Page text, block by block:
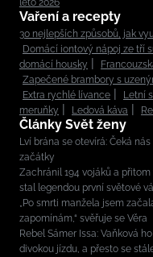
léto 2026
Vaření a recepty
30 nejlepších způsobů, jak
Domácí iontový nápoj ze tří
domácí housky
Zapečené brambory s
Extra rychlé lívance
Letní
meruňky
Ledová káva
Články Svět ženy
Lví brána se otevírá: Čeká
začátky
Zachránil 194 vojáků a
stal legendou první světové
„Po smrti manžela jsem
zapomínám,“ svěřuje se Věra
Rebel Sámer Issa: Vaňková
divokou jízdu, a přesto se